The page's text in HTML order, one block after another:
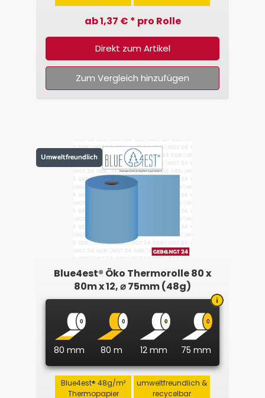
ab 1,37 € * pro Rolle
Direkt zum Artikel
Zum Vergleich hinzufügen
Umweltfreundlich
Blue4est® Öko Thermorolle 80 x
80m x 12, ⌀ 75mm (48g)
80 mm 80 m 12 mm 75 mm
Blue4est® 48g/m²
Thermopapier
umweltfreundlich &
recycelbar